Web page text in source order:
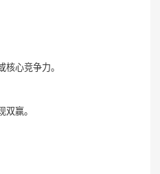
核心竞争力。
双赢。